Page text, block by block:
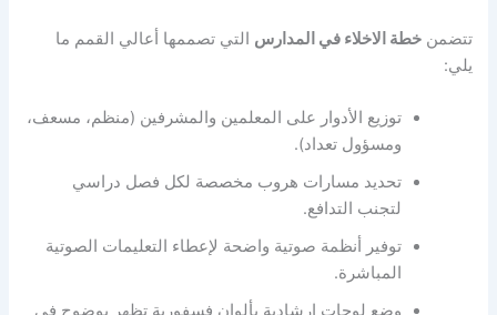
تتضمنخطة الاخلاء في المدارس التي تصممها أعالي القمم ما
يلي:
توزيع الأدوار على المعلمين والمشرفين (منظم، مسعف،
ومسؤول تعداد).
تحديد مسارات هروب مخصصة لكل فصل دراسي
لتجنب التدافع.
توفير أنظمة صوتية واضحة لإعطاء التعليمات الصوتية
المباشرة.
وضع لوحات إرشادية بألوان فسفورية تظهر بوضوح في